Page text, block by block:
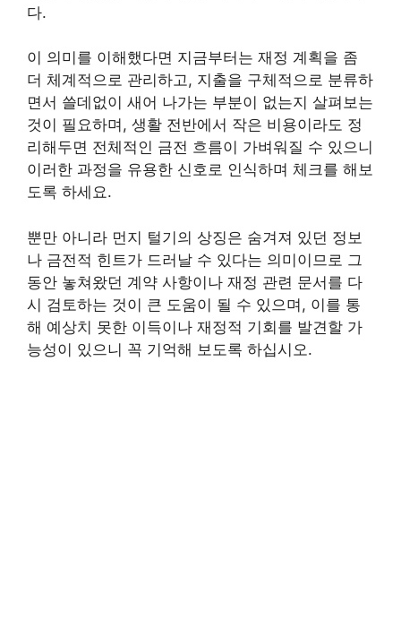
다.
이 의미를 이해했다면 지금부터는 재정 계획을 좀
더 체계적으로 관리하고, 지출을 구체적으로 분류하
면서 쓸데없이 새어 나가는 부분이 없는지 살펴보는
것이 필요하며, 생활 전반에서 작은 비용이라도 정
리해두면 전체적인 금전 흐름이 가벼워질 수 있으니
이러한 과정을 유용한 신호로 인식하며 체크를 해보
도록 하세요.
뿐만 아니라 먼지 털기의 상징은 숨겨져 있던 정보
나 금전적 힌트가 드러날 수 있다는 의미이므로 그
동안 놓쳐왔던 계약 사항이나 재정 관련 문서를 다
시 검토하는 것이 큰 도움이 될 수 있으며, 이를 통
해 예상치 못한 이득이나 재정적 기회를 발견할 가
능성이 있으니 꼭 기억해 보도록 하십시오.